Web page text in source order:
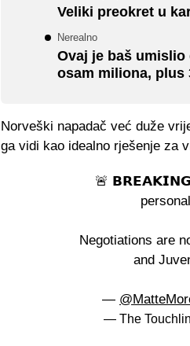
Veliki preokret u
Nerealno
Ovaj je baš
osam miliona, plus
Norveški napadač već duže
ga vidi kao idealno rješenje za
🚨 𝗕𝗥𝗘𝗔𝗞𝗜𝗡𝗚:
Negotiations are
and
—
— The